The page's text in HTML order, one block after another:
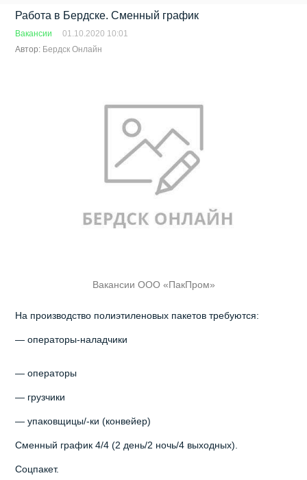
Работа в Бердске. Сменный график
Вакансии
01.10.2020 10:01
Автор: Бердск Онлайн
Вакансии ООО «ПакПром»
На производство полиэтиленовых пакетов требуются:
— операторы-наладчики
— операторы
— грузчики
— упаковщицы/-ки (конвейер)
Сменный график 4/4 (2 день/2 ночь/4 выходных).
Соцпакет.